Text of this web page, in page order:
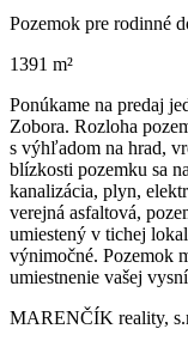
Pozemok pre rodinné
1391 m²
Ponúkame na predaj
Zobora. Rozloha
s výhľadom na hrad,
blízkosti pozemku sa
kanalizácia, plyn,
verejná asfaltová,
umiestený v tichej
výnimočné. Pozemok
umiestnenie vašej
MARENČÍK reality,